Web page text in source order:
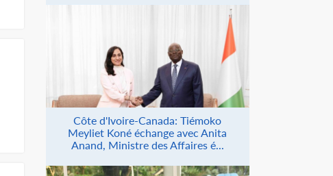
Côte d'Ivoire-Canada: Tiémoko
Meyliet Koné échange avec Anita
Anand, Ministre des Affaires é...